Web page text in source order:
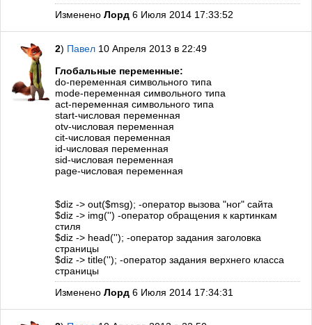
Изменено Лорд 6 Июля 2014 17:33:52
2) Павел 10 Апреля 2013 в 22:49
Глобальные переменные:
do-переменная символьного типа
mode-переменная символьного типа
act-переменная символьного типа
start-числовая переменная
otv-числовая переменная
cit-числовая переменная
id-числовая переменная
sid-числовая переменная
page-числовая переменная
$diz -> out($msg); -оператор вызова "ног" сайта
$diz -> img('') -оператор обращения к картинкам
стиля
$diz -> head(''); -оператор задания заголовка
страницы
$diz -> title(''); -оператор задания верхнего класса
страницы
Изменено Лорд 6 Июля 2014 17:34:31